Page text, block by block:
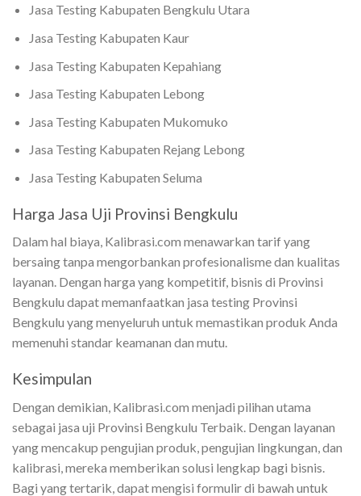
Jasa Testing Kabupaten Bengkulu Utara
Jasa Testing Kabupaten Kaur
Jasa Testing Kabupaten Kepahiang
Jasa Testing Kabupaten Lebong
Jasa Testing Kabupaten Mukomuko
Jasa Testing Kabupaten Rejang Lebong
Jasa Testing Kabupaten Seluma
Harga Jasa Uji Provinsi Bengkulu
Dalam hal biaya, Kalibrasi.com menawarkan tarif yang
bersaing tanpa mengorbankan profesionalisme dan kualitas
layanan. Dengan harga yang kompetitif, bisnis di Provinsi
Bengkulu dapat memanfaatkan jasa testing Provinsi
Bengkulu yang menyeluruh untuk memastikan produk Anda
memenuhi standar keamanan dan mutu.
Kesimpulan
Dengan demikian, Kalibrasi.com menjadi pilihan utama
sebagai jasa uji Provinsi Bengkulu Terbaik. Dengan layanan
yang mencakup pengujian produk, pengujian lingkungan, dan
kalibrasi, mereka memberikan solusi lengkap bagi bisnis.
Bagi yang tertarik, dapat mengisi formulir di bawah untuk